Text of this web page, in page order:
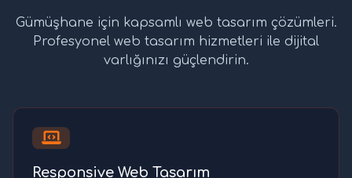
Gümüşhane için kapsamlı web tasarım çözümleri.
Profesyonel web tasarım hizmetleri ile dijital
varlığınızı güçlendirin.
Responsive Web Tasarım